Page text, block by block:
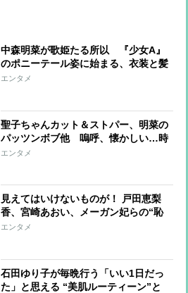
中森明菜が歌姫たる所以 『少女A』
のポニーテール姿に始まる、衣装と髪
型の“明菜伝説”
エンタメ
聖子ちゃんカット＆ストパー、明菜の
パッツンボブ他 嗚呼、懐かしい…時
代を彩ったアイドルの髪型
エンタメ
見えてはいけないものが！ 戸田恵梨
香、宮崎あおい、メーガン妃らの“恥
ずかしい”写真
エンタメ
石田ゆり子が毎晩行う「いい1日だっ
た」と思える “美肌ルーティーン”と